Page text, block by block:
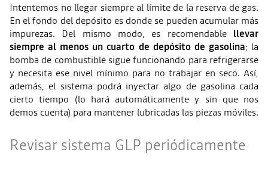
Intentemos no llegar siempre al límite de la reserva de gas.
En el fondo del depósito es donde se pueden acumular más
impurezas. Del mismo modo, es recomendablellevar
siempre al menos un cuarto de depósito de gasolina; la
bomba de combustible sigue funcionando para refrigerarse
y necesita ese nivel mínimo para no trabajar en seco. Así,
además, el sistema podrá inyectar algo de gasolina cada
cierto tiempo (lo hará automáticamente y sin que nos
demos cuenta) para mantener lubricadas las piezas móviles.
Revisar sistema GLP periódicamente